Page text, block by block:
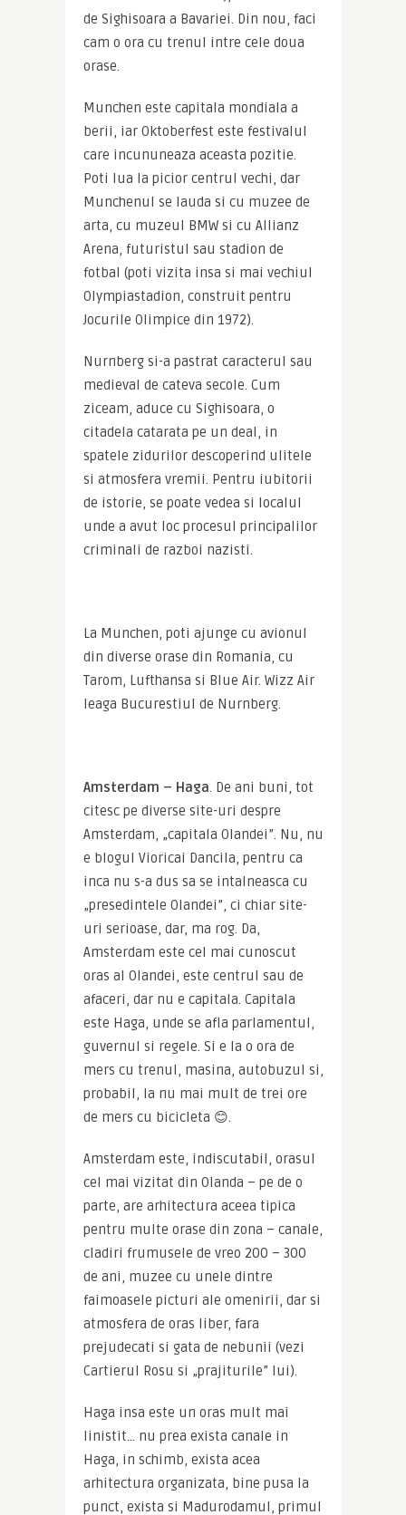
de Sighisoara a Bavariei. Din nou, faci
cam o ora cu trenul intre cele doua
orase.
Munchen este capitala mondiala a
berii, iar Oktoberfest este festivalul
care incununeaza aceasta pozitie.
Poti lua la picior centrul vechi, dar
Munchenul se lauda si cu muzee de
arta, cu muzeul BMW si cu Allianz
Arena, futuristul sau stadion de
fotbal (poti vizita insa si mai vechiul
Olympiastadion, construit pentru
Jocurile Olimpice din 1972).
Nurnberg si-a pastrat caracterul sau
medieval de cateva secole. Cum
ziceam, aduce cu Sighisoara, o
citadela catarata pe un deal, in
spatele zidurilor descoperind ulitele
si atmosfera vremii. Pentru iubitorii
de istorie, se poate vedea si localul
unde a avut loc procesul principalilor
criminali de razboi nazisti.
La Munchen, poti ajunge cu avionul
din diverse orase din Romania, cu
Tarom, Lufthansa si Blue Air. Wizz Air
leaga Bucurestiul de Nurnberg.
Amsterdam – Haga. De ani buni, tot
citesc pe diverse site-uri despre
Amsterdam, „capitala Olandei”. Nu, nu
e blogul Vioricai Dancila, pentru ca
inca nu s-a dus sa se intalneasca cu
„presedintele Olandei”, ci chiar site-
uri serioase, dar, ma rog. Da,
Amsterdam este cel mai cunoscut
oras al Olandei, este centrul sau de
afaceri, dar nu e capitala. Capitala
este Haga, unde se afla parlamentul,
guvernul si regele. Si e la o ora de
mers cu trenul, masina, autobuzul si,
probabil, la nu mai mult de trei ore
de mers cu bicicleta 😊.
Amsterdam este, indiscutabil, orasul
cel mai vizitat din Olanda – pe de o
parte, are arhitectura aceea tipica
pentru multe orase din zona – canale,
cladiri frumusele de vreo 200 – 300
de ani, muzee cu unele dintre
faimoasele picturi ale omenirii, dar si
atmosfera de oras liber, fara
prejudecati si gata de nebunii (vezi
Cartierul Rosu si „prajiturile” lui).
Haga insa este un oras mult mai
linistit… nu prea exista canale in
Haga, in schimb, exista acea
arhitectura organizata, bine pusa la
punct, exista si Madurodamul, primul